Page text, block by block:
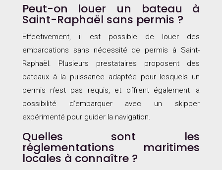
Peut-on louer un bateau à
Saint-Raphaël sans permis ?
Effectivement, il est possible de louer des
embarcations sans nécessité de permis à Saint-
Raphaël. Plusieurs prestataires proposent des
bateaux à la puissance adaptée pour lesquels un
permis n’est pas requis, et offrent également la
possibilité d’embarquer avec un skipper
expérimenté pour guider la navigation.
Quelles sont les
réglementations maritimes
locales à connaître ?